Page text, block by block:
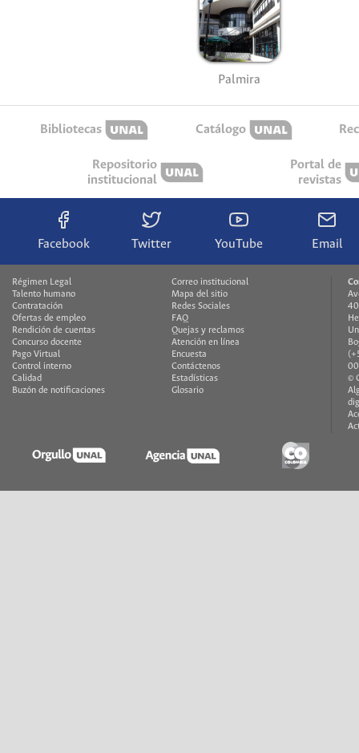
Palmira
Bibliotecas Catálogo
Repositorio
institucional
Portal de
revistas
Facebook Twitter YouTube Email
Régimen Legal
Talento humano
Contratación
Ofertas de empleo
Rendición de cuentas
Concurso docente
Pago Virtual
Control interno
Calidad
Buzón de notificaciones
Correo institucional
Mapa del sitio
Redes Sociales
FAQ
Quejas y reclamos
Atención en línea
Encuesta
Contáctenos
Estadísticas
Glosario
©